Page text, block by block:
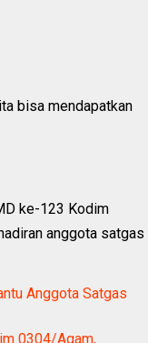
bisa mendapatkan
ke-123 Kodim
anggota satgas
Anggota Satgas
0304/Agam,